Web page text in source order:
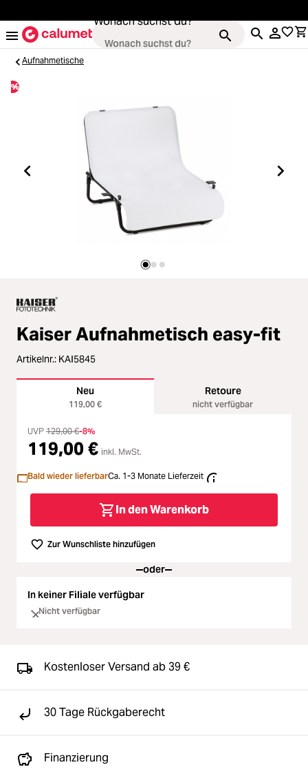
Wonach suchst du?
Kameras
Objektive
Loading...
Video & Drohnen
Stative & Gimbals
Loading...
Zubehör
Loading...
Loading...
Bildbearbeitung
Ferngläser
Loading...
Second Hand
Loading...
Loading...
Aufnahmetische
%
Kaiser Aufnahmetisch easy-fit
Artikelnr.: KAI5845
Neu
119,00 €
Retoure
nicht verfügbar
UVP 129,00 €-8%
119,00 € inkl. MwSt.
Bald wieder lieferbarCa. 1-3 Monate Lieferzeit
In den Warenkorb
Zur Wunschliste hinzufügen
oder
In keiner Filiale verfügbar
Nicht verfügbar
Kostenloser Versand ab 39 €
30 Tage Rückgaberecht
Finanzierung